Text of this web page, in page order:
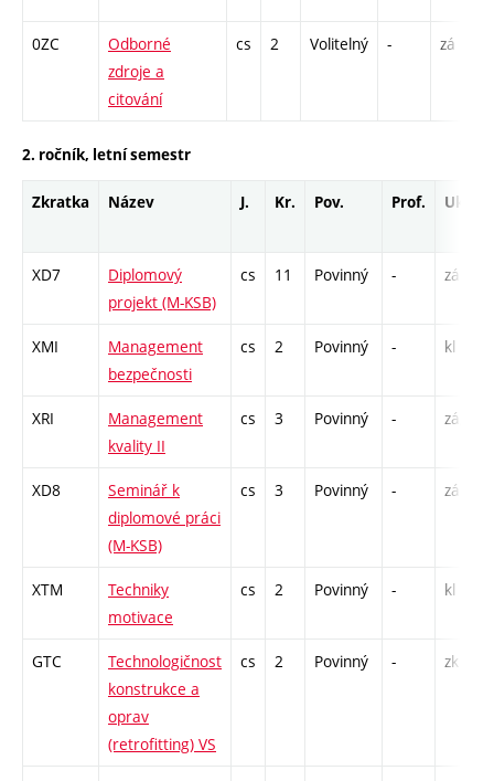
0ZC
Odborné
zdroje a
citování
cs 2 Volitelný - zá
2. ročník, letní semestr
Zkratka Název J. Kr. Pov. Prof. Uk.
XD7
Diplomový
projekt (M-KSB)
cs 11 Povinný - zá
XMI
Management
bezpečnosti
cs 2 Povinný - kl
XRI
Management
kvality II
cs 3 Povinný - zá,zk
XD8
Seminář k
diplomové práci
(M-KSB)
cs 3 Povinný - zá
XTM
Techniky
motivace
cs 2 Povinný - kl
GTC
Technologičnost
konstrukce a
oprav
(retrofitting) VS
cs 2 Povinný - zk